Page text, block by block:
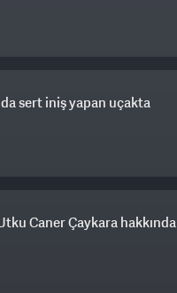
sert iniş yapan uçakta
Caner Çaykara hakkında